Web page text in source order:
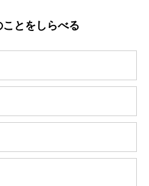
ことをしらべる